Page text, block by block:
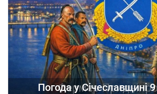
Погода у Січеславщині